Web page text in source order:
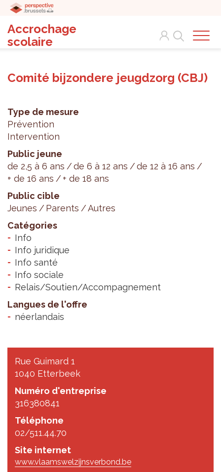
Accrochage
scolaire
Search
Comité bijzondere jeugdzorg (CBJ)
Type de mesure
Prévention
Intervention
Public jeune
de 2,5 à 6 ans
de 6 à 12 ans
de 12 à 16 ans
+ de 16 ans
+ de 18 ans
Public cible
Jeunes
Parents
Autres
Catégories
Info
Info juridique
Info santé
Info sociale
Relais/Soutien/Accompagnement
Langues de l'offre
néerlandais
Rue Guimard 1
1040 Etterbeek
Numéro d'entreprise
316380841
Téléphone
02/511.44.70
Site internet
www.vlaamswelzijnsverbond.be